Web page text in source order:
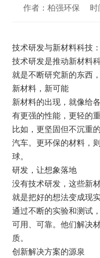
作者：柏强环保 时
技术研发与新材料科技
技术研发是推动新材料
就是不断研究新的东西
新材料，新可能
新材料的出现，就像给
有更强的性能，更轻的
比如，更坚固但不沉重
汽车。更环保的材料，
球。
研发，让想象落地
没有技术研发，这些新
就是把好的想法变成现实
通过不断的实验和测试
可用、可靠。他们解决
质。
创新解决方案的源泉